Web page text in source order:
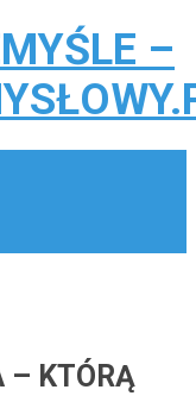
– KTÓRĄ